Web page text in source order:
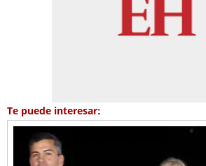
Te puede interesar: